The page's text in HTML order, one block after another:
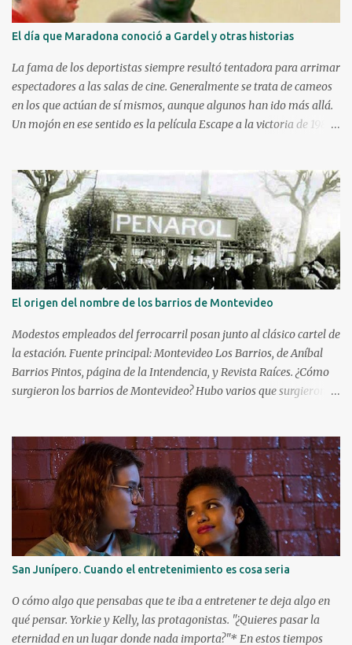
El día que Maradona conoció a Gardel y otras historias
La fama de los deportistas siempre resultó tentadora para arrimar
espectadores a las salas de cine. Generalmente se trata de cameos
en los que actúan de sí mismos, aunque algunos han ido más allá.
Un mojón en ese sentido es la película Escape a la victoria de 1982
una recreación muy libre del llamado partido de la muerte jugado
en Kiev, Ucrania, el 9 de agosto de 1942, bajo la ocupación nazi.
Stallone atajando un penal sobre la hora. Hoy nos enfocaremos en
tres historias de deportistas que fueron más allá, incluso alguno
llegando a construir una carrera como actor y obteniendo elogios
de la crítica. Kareem Abdul-Jabbar Uno d e los máximos
anotadores de la historia de la NBA con 38387 puntos, debutó en el
cine a las patadas en 1972 con Bruce Lee. Kareem ya era una figura
conocida, venía de ganar su primer anillo en la NBA con los
Milwaukee Bucks. Debutó a l...
El origen del nombre de los barrios de Montevideo
Modestos empleados del ferrocarril posan junto al clásico cartel de
la estación. Fuente principal: Montevideo Los Barrios, de Aníbal
Barrios Pintos, página de la Intendencia, y Revista Raíces. ¿Cómo
surgieron los barrios de Montevideo? Hubo varios que surgieron de
Buceo. Y luego hay varios que fueron creados por especuladores de
tierras que lotearon terrenos y los vendieron en cuotas para la
instalación de viviendas, en particular a inmigrantes. Éstos solían
apelar a lugares o personajes de sus países de origen para darle
nombre a estos nuevos barrios. ¿Quiénes fueron los principales
creadores de barrios? Los tres principales fueron el montevideano
Francisco Piria, el argentino Florencio Escardó y el español Emilio
Reus. ¿Qué barrios creó cada uno? Florencio Escardó , periodista,
rematador, escritor y autor teatral, creó el barrio Atahualpa en
1868, el...
San Junípero. Cuando el entretenimiento es cosa seria
O cómo algo que pensabas que te iba a entretener te deja algo en
qué pensar. Yorkie y Kelly, las protagonistas. "¿Quieres pasar la
eternidad en un lugar donde nada importa?"* En estos tiempos